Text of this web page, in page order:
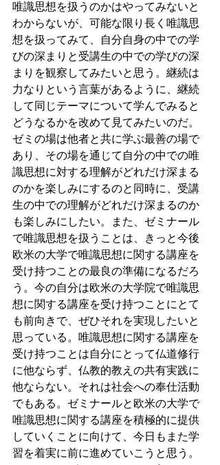
唯識思想を扱うのかはやってみないと
わからないが、可能な限り長く唯識思
想を扱ってみて、自分自身の中での学
びの深まりと受講生の中での学びの深
まりを観察してみたいと思う。継続は
力なりという言葉があるように、継続
して同じテーマについて学んでみると
どうなるかを改めて見てみたいのだ。
ゼミの場は他者と共に学ぶ最善の場で
あり、その場を通じて自分の中での唯
識思想に対する理解がどれだけ深まる
のかを楽しみにするのと同時に、受講
生の中での理解がどれだけ深まるのか
も楽しみにしたい。また、ゼミナール
で唯識思想を扱うことは、きっと今後
欧米の大学で唯識思想に関する講座を
受け持つことの最良の準備になるだろ
う。今の自分は欧米の大学院で唯識思
想に関する講座を受け持つことにとて
も前向きで、ぜひそれを実現したいと
思っている。唯識思想に関する講座を
受け持つことは自分にとって仏道修行
に他ならず、仏教的教えの共有実践に
他ならない。それは社会への奉仕活動
でもある。ゼミナールと欧米の大学で
唯識思想に関する講座を積極的に提供
していくことに向けて、今日もまた学
習を着実に前に進めていこうと思う。